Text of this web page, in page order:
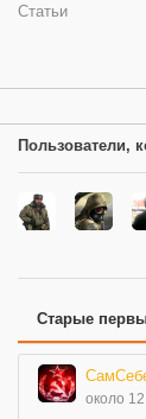
Статьи
Пользователи,
Старые
около